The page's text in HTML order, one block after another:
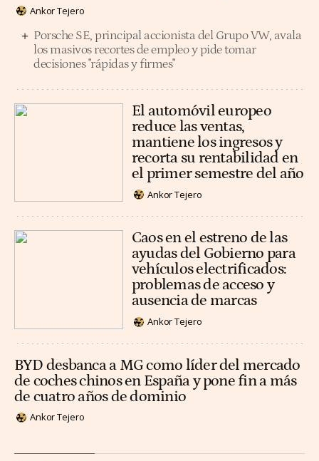
Ankor Tejero
Porsche SE, principal accionista del Grupo VW, avala
los masivos recortes de empleo y pide tomar
decisiones "rápidas y firmes"
El automóvil europeo
reduce las ventas,
mantiene los ingresos y
recorta su rentabilidad en
el primer semestre del año
Ankor Tejero
Caos en el estreno de las
ayudas del Gobierno para
vehículos electrificados:
problemas de acceso y
ausencia de marcas
Ankor Tejero
BYD desbanca a MG como líder del mercado
de coches chinos en España y pone fin a más
de cuatro años de dominio
Ankor Tejero